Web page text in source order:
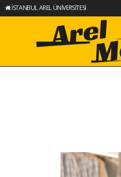
İSTANBUL AREL ÜNİVERSİTESİ